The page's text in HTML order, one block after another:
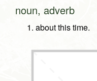
noun, adverb
about this time.